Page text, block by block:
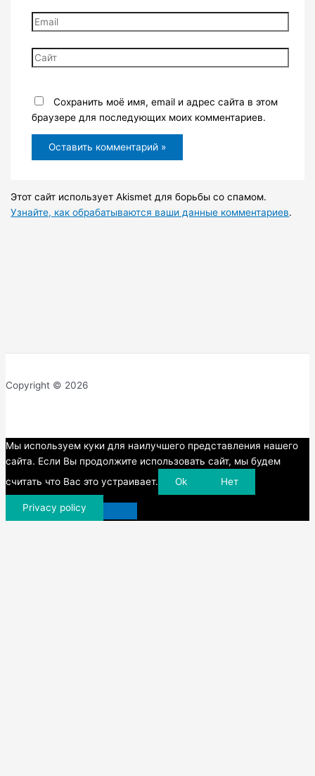
Email
Сайт
Сохранить моё имя, email и адрес сайта в этом
браузере для последующих моих комментариев.
Этот сайт использует Akismet для борьбы со спамом.
Узнайте, как обрабатываются ваши данные комментариев.
Copyright © 2026
Прокрутка
вверх
Мы используем куки для наилучшего представления нашего
сайта. Если Вы продолжите использовать сайт, мы будем
считать что Вас это устраивает.
Ok Нет
Privacy policy